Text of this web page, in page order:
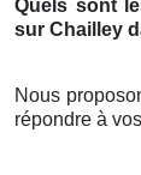
Quels sont
sur Chailley
Nous
répondre à